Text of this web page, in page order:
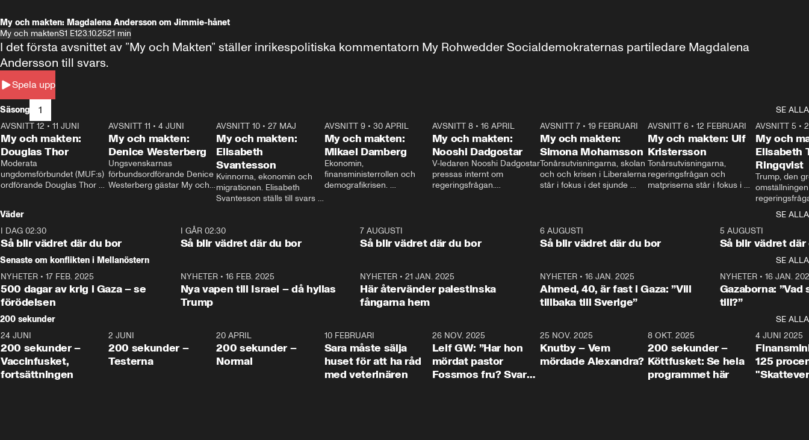
My och makten: Magdalena Andersson om Jimmie-hånet
My och maktenS1 E123.10.2521 min
Spela upp
I det första avsnittet av ”My och Makten” ställer inrikespolitiska kommentatorn My Rohwedder Socialdemokraternas partiledare Magdalena
Andersson till svars.
Säsong 1
SE ALLA
26:27
AVSNITT 12 • 11 JUNI
My och makten:
Douglas Thor
Moderata
ungdomsförbundet (MUF:s)
ordförande Douglas Thor
tonårsutvisningarna och hur
Moderaterna ska locka
väljare till valet i höst.
23:40
AVSNITT 11 •4 JUNI
My och makten:
Denice Westerberg
Ungsvenskarnas
förbundsordförande Denice
Westerberg gästar My och
AVSNITT 10 •27 MAJ
My och makten:
Elisabeth
Svantesson
Kvinnorna, ekonomin och
migrationen. Elisabeth
Svantesson ställs till svars
AVSNITT 9• 30 APRIL
My och makten:
Mikael Damberg
Ekonomin,
finansministerrollen och
demografikrisen.
och Makten.
AVSNITT 8• 16 APRIL
My och makten:
Nooshi Dadgostar
V-ledaren Nooshi Dadgostar
pressas internt om
regeringsfrågan.
– Vi ställer upp i val. Ska vi
vara med så sitter vi förstås
24:30
AVSNITT 7• 19 FEBRUARI
My och makten:
Simona Mohamsson
Tonårsutvisningarna, skolan
och och krisen i Liberalerna
står i fokus i det sjunde
kommentator My
Rohwedder ställer
utbildnings- och
Mohamsson till svars.
27:30
AVSNITT 6 •12 FEBRUARI
My och makten: Ulf
Kristersson
Tonårsutvisningarna,
regeringsfrågan och
matpriserna står i fokus i
Rohwedder ställer
statsminister Ulf Kristersson
AVSNITT 5 •
My och
Elisabeth
Ringqvist
Trump, den
centrum i
avsnittet av
Makten”. Se
Aftonbladets
Rohwedder
Thand Ring
Väder
SE ALLA
I DAG 02:30
Så blir vädret där du bor
1:06
I GÅR 02:30
Så blir vädret där du bor
7 AUGUSTI
Så blir vädret där du bor
6 AUGUSTI
Så blir vädret där du bor
5 AUGUSTI
Så blir vädret där
Senaste om konflikten i Mellanöstern
SE ALLA
NYHETER • 17 FEB. 2025
500 dagar av krig i Gaza – se
förödelsen
NYHETER• 16 FEB. 2025
Nya vapen till Israel – då hyllas
Trump
NYHETER •21 JAN. 2025
Här återvänder palestinska
fångarna hem
NYHETER• 16 JAN. 2025
Ahmed, 40, är fast i Gaza: ”Vill
tillbaka till Sverige”
NYHETER• 16 JAN.
Gazaborna:
till?”
200 sekunder
SE ALLA
5:00
24 JUNI
200 sekunder –
Vaccinfusket,
fortsättningen
4:23
2 JUNI
200 sekunder –
Testerna
20 APRIL
200 sekunder –
Normal
10 FEBRUARI
Sara måste sälja
huset för att ha råd
med veterinären
26 NOV. 2025
Leif GW: ”Har hon
mördat pastor
Fossmos fru? Svar
31:05
25 NOV. 2025
Knutby – Vem
mördade Alexandra?
4:29
8 OKT. 2025
200 sekunder –
Köttfusket: Se hela
programmet här
4 JUNI 2025
125